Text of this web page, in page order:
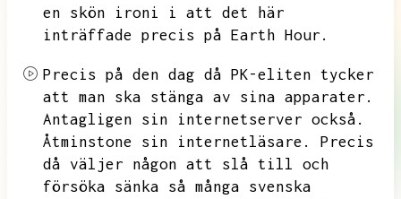
en skön ironi i att det här
inträffade precis på Earth Hour.
Precis på den dag då PK-eliten tycker
att man ska stänga av sina apparater.
Antagligen sin internetserver också.
Åtminstone sin internetläsare.
Precis
då väljer någon att slå till och
försöka sänka så många svenska